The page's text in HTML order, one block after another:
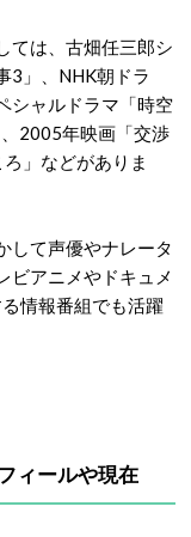
ては、古畑任三郎シ
3」、NHK朝ドラ
シャルドラマ「時空
2005年映画「交渉
」などがありま
して声優やナレータ
ビアニメやドキュメ
情報番組でも活躍
ィールや現在